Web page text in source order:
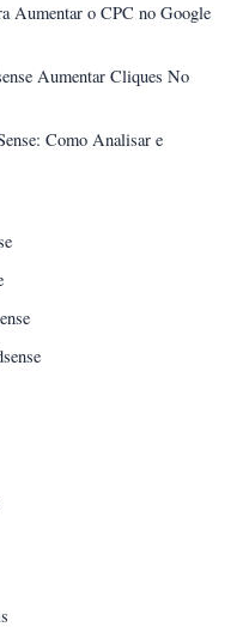
Aumentar o CPC no Google
Aumentar Cliques No
Como Analisar e